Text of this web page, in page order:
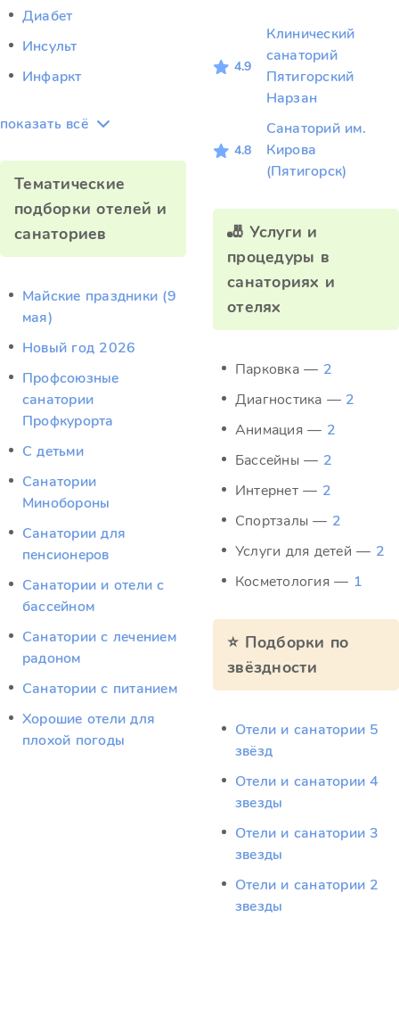
Диабет
Инсульт
Инфаркт
показать всё
Тематические
подборки отелей и
санаториев
Майские праздники (9
мая)
Новый год 2026
Профсоюзные
санатории
Профкурорта
С детьми
Санатории
Минобороны
Санатории для
пенсионеров
Санатории и отели с
бассейном
Санатории с лечением
радоном
Санатории с питанием
Хорошие отели для
плохой погоды
4.9
Клинический
санаторий
Пятигорский
Нарзан
4.8
Санаторий им.
Кирова
(Пятигорск)
🎳 Услуги и
процедуры в
санаториях и
отелях
Парковка — 2
Диагностика — 2
Анимация — 2
Бассейны — 2
Интернет — 2
Спортзалы — 2
Услуги для детей — 2
Косметология — 1
⭐ Подборки по
звёздности
Отели и санатории 5
звёзд
Отели и санатории 4
звезды
Отели и санатории 3
звезды
Отели и санатории 2
звезды